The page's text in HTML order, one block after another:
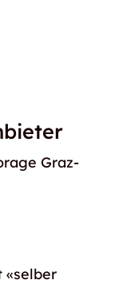
Graz-
«selber